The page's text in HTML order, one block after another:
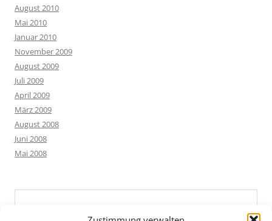
August 2010
Mai 2010
Januar 2010
November 2009
August 2009
Juli 2009
April 2009
März 2009
August 2008
Juni 2008
Mai 2008